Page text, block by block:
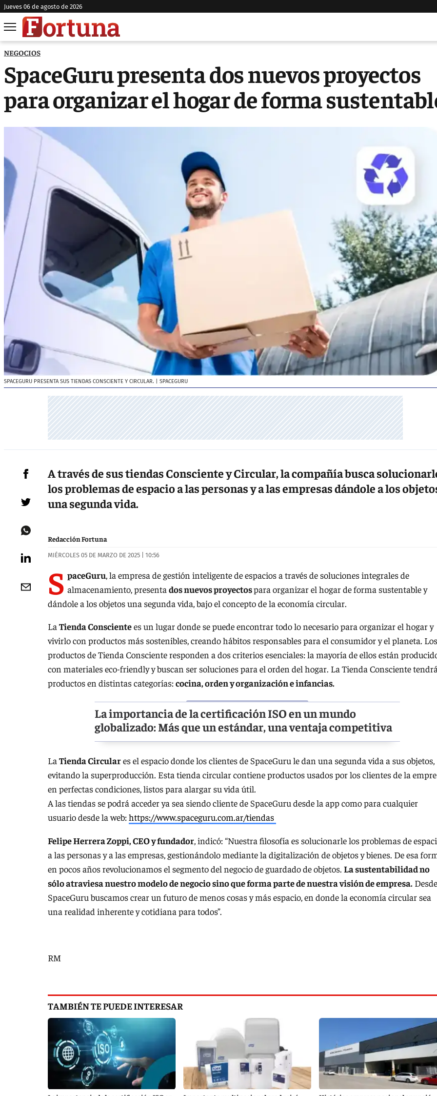
jueves 06 de agosto de 2026
NEGOCIOS
SpaceGuru presenta dos nuevos proyectos
para organizar el hogar de forma
SPACEGURU PRESENTA SUS TIENDAS CONSCIENTE Y CIRCULAR. | SPACEGURU
A través de sus tiendas Consciente y Circular, la compañía busca
los problemas de espacio a las personas y a las empresas dándole a los
una segunda vida.
Redacción Fortuna
MIÉRCOLES 05 DE MARZO DE 2025 | 10:56
S paceGuru, la empresa de gestión inteligente de espacios a través de soluciones integrales de
almacenamiento, presenta dos nuevos proyectospara organizar el hogar de forma sustentable y
dándole a los objetos una segunda vida, bajo el concepto de la economía circular.
La Tienda Conscientees un lugar donde se puede encontrar todo lo necesario para organizar el hogar y
vivirlo con productos más sostenibles, creando hábitos responsables para el consumidor y el planeta. Los
productos de Tienda Consciente responden a dos criterios esenciales: la mayoría de ellos están
con materiales eco-friendly y buscan ser soluciones para el orden del hogar. La Tienda Consciente
productos en distintas categorías:cocina, orden y organización e infancias.
La importancia de la certificación ISO en un mundo
globalizado: Más que un estándar, una ventaja competitiva
La Tienda Circulares el espacio donde los clientes de SpaceGuru le dan una segunda vida a sus objetos,
evitando la superproducción. Esta tienda circular contiene productos usados por los clientes de la
en perfectas condiciones, listos para alargar su vida útil.
A las tiendas se podrá acceder ya sea siendo cliente de SpaceGuru desde la app como para cualquier
usuario desde la web:https://www.spaceguru.com.ar/tiendas
Felipe Herrera Zoppi, CEO y fundador, indicó: “Nuestra filosofía es solucionarle los problemas de
a las personas y a las empresas, gestionándolo mediante la digitalización de objetos y bienes. De esa
en pocos años revolucionamos el segmento del negocio de guardado de objetos. La sustentabilidad no
sólo atraviesa nuestro modelo de negocio sino que forma parte de nuestra visión de empresa. Desde
SpaceGuru buscamos crear un futuro de menos cosas y más espacio, en donde la economía circular sea
una realidad inherente y cotidiana para todos”.
RM
TAMBIÉN TE PUEDE INTERESAR